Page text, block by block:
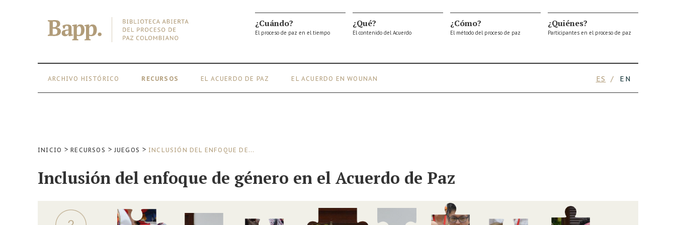
¿Cuándo?
El proceso de paz en el tiempo
¿Qué?
El contenido del Acuerdo
¿Cómo?
El método del proceso de paz
¿Quiénes?
Participantes en el proceso de paz
ARCHIVO HISTÓRICO RECURSOS EL ACUERDO DE PAZ EL ACUERDO EN ES EN
INICIO >RECURSOS > JUEGOS > INCLUSIÓN DEL ENFOQUE DE...
Inclusión del enfoque de género en el Acuerdo de Paz